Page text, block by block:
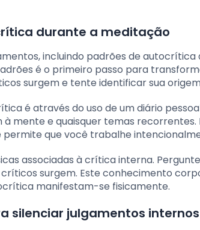
durante a meditação
incluindo padrões de autocrítica
é o primeiro passo para
surgem e tente identificar sua
é através do uso de um diário
mente e quaisquer temas recorrentes.
que você trabalhe
associadas à crítica interna.
surgem. Este conhecimento
manifestam-se fisicamente.
silenciar julgamentos internos